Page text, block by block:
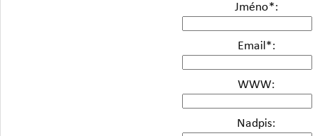
Jméno*:
Email*:
WWW:
Nadpis: